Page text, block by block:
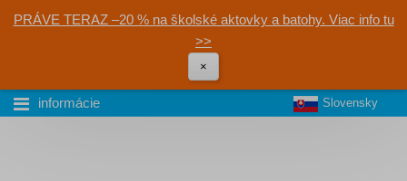
PRÁVE TERAZ –20 % na školské aktovky a batohy. Viac info tu
>>
×
informácie Slovensky